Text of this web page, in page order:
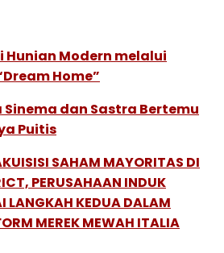
Hunian Modern melalui
Home”
Sinema dan Sastra Bertemu
Puitis
SAHAM MAYORITAS DI
PERUSAHAAN INDUK
LANGKAH KEDUA DALAM
MEREK MEWAH ITALIA